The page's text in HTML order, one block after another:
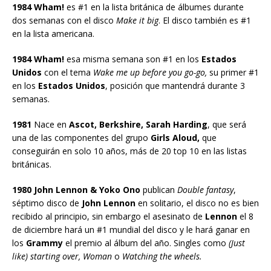
1984 Wham! es #1 en la lista británica de álbumes durante
dos semanas con el disco Make it big. El disco también es #1
en la lista americana.
1984 Wham! esa misma semana son #1 en los Estados
Unidos con el tema Wake me up before you go-go, su primer #1
en los Estados Unidos, posición que mantendrá durante 3
semanas.
1981 Nace en Ascot, Berkshire, Sarah Harding, que será
una de las componentes del grupo Girls Aloud, que
conseguirán en solo 10 años, más de 20 top 10 en las listas
británicas.
1980 John Lennon & Yoko Ono publican Double fantasy,
séptimo disco de John Lennon en solitario, el disco no es bien
recibido al principio, sin embargo el asesinato de Lennon el 8
de diciembre hará un #1 mundial del disco y le hará ganar en
los Grammy el premio al álbum del año. Singles como (Just
like) starting over, Woman o Watching the wheels.